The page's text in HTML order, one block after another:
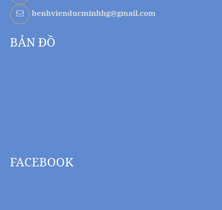
benhvienducminhhg@gmail.com
BẢN ĐỒ
FACEBOOK